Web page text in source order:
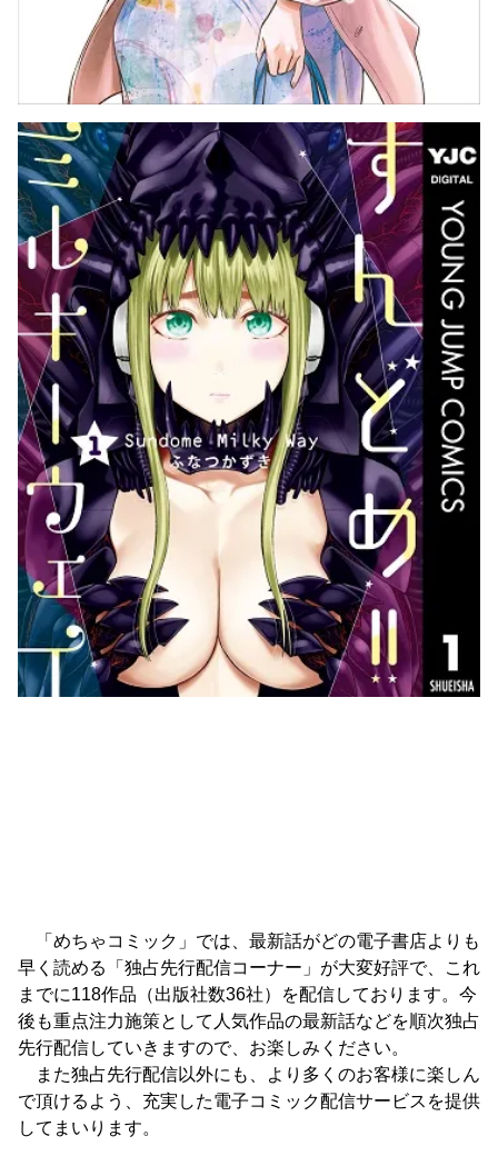
「めちゃコミック」では、最新話がどの電子書店よりも
早く読める「独占先行配信コーナー」が大変好評で、これ
までに118作品（出版社数36社）を配信しております。今
後も重点注力施策として人気作品の最新話などを順次独占
先行配信していきますので、お楽しみください。
また独占先行配信以外にも、より多くのお客様に楽しん
で頂けるよう、充実した電子コミック配信サービスを提供
してまいります。